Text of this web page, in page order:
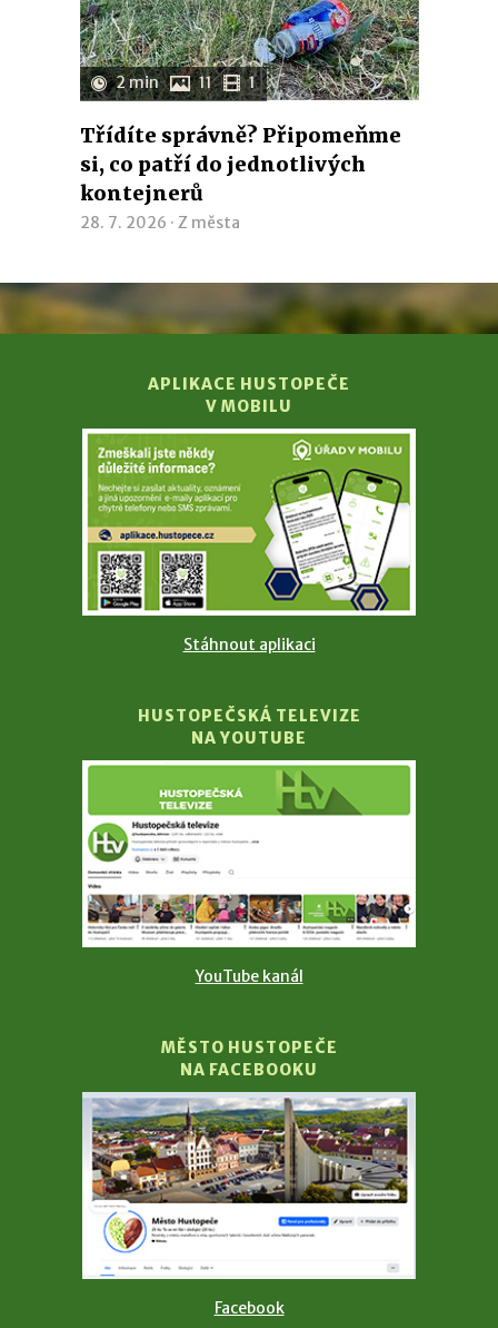
2 min 11 1
Třídíte správně? Připomeňme
si, co patří do jednotlivých
kontejnerů
28. 7. 2026 · Z města
APLIKACE HUSTOPEČE
V MOBILU
Stáhnout aplikaci
HUSTOPEČSKÁ TELEVIZE
NA YOUTUBE
YouTube kanál
MĚSTO HUSTOPEČE
NA FACEBOOKU
Facebook